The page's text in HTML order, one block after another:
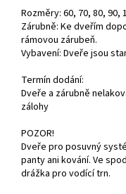
Rozměry: 60, 70, 80, 90,
Zárubně: Ke dveřím
rámovou zárubeň.
Vybavení: Dveře jsou
Termín dodání:
Dveře a zárubně
zálohy
POZOR!
Dveře pro posuvný
panty ani kování. Ve
drážka pro vodící trn.